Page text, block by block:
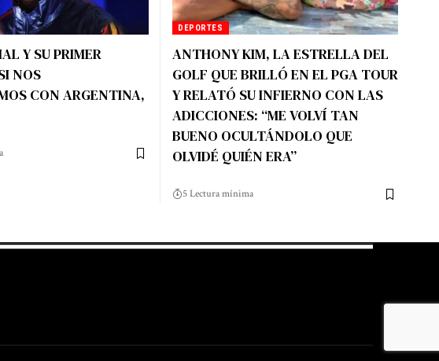
Y SU PRIMER
NOS
CON ARGENTINA,
DEPORTES
ANTHONY KIM, LA ESTRELLA DEL
GOLF QUE BRILLÓ EN EL PGA TOUR
Y RELATÓ SU INFIERNO CON LAS
ADICCIONES: “ME VOLVÍ TAN
BUENO OCULTÁNDOLO QUE
OLVIDÉ QUIÉN ERA”
5 Lectura mínima